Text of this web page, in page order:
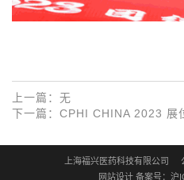
上一篇： 无
下一篇： CPHI CHINA 2023 展
上海福兴医药科技有限公司
网站设计 备案号：沪